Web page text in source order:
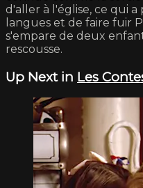
d'aller à l'église, ce qui
langues et de faire fuir
s'empare de deux
rescousse.
Up Next in Les